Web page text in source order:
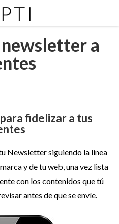
a
fidelizar a tus
Newsletter siguiendo la línea
y de tu web, una vez lista
con los contenidos que tú
antes de que se envíe.